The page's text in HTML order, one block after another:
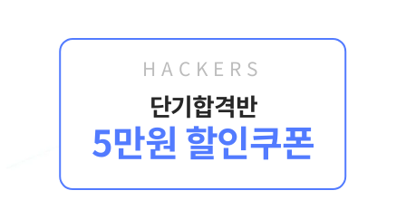
해커스의 선생님들의
강의력이 너무 좋았어요.
합격할 수 있었습니다.
해커스의 선생님들이
직접 답안을 봐주시고
수 있었습니다.
합격생 이*원님
HACKERS
단기합격반
5만원 할인쿠폰